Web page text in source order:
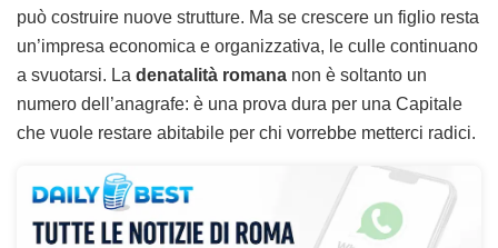
può costruire nuove strutture. Ma se crescere un figlio resta
un’impresa economica e organizzativa, le culle continuano
a svuotarsi. La denatalità romana non è soltanto un
numero dell’anagrafe: è una prova dura per una Capitale
che vuole restare abitabile per chi vorrebbe metterci radici.